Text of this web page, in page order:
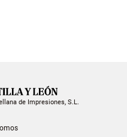
de Impresiones, S.L.